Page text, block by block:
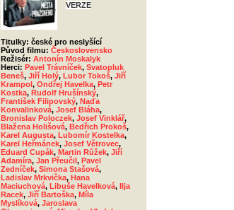
VERZE
Titulky: české pro neslyšící
Původ filmu: Československo
Režisér: Antonín Moskalyk
Herci: Pavel Trávníček, Svatopluk
Beneš, Jiří Holý, Lubor Tokoš, Jiří
Krampol, Ondřej Havelka, Petr
Kostka, Rudolf Hrušínský,
František Filipovský, Naďa
Konvalinková, Josef Bláha,
Bronislav Poloczek, Josef Vinklář,
Blažena Holišová, Bedřich Prokoš,
Karel Augusta, Lubomír Kostelka,
Karel Heřmánek, Josef Větrovec,
Eduard Cupák, Martin Růžek, Jiří
Adamíra, Jan Přeučil, Pavel
Zedníček, Simona Stašová,
Ladislav Mrkvička, Hana
Maciuchová, Libuše Havelková, Ilja
Racek, Jiří Bartoška, Míla
Myslíková, Jaroslava